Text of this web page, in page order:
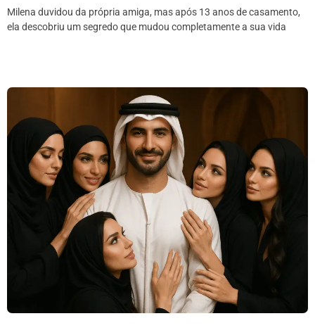
Milena duvidou da própria amiga, mas após 13 anos de casamento,
ela descobriu um segredo que mudou completamente a sua vida